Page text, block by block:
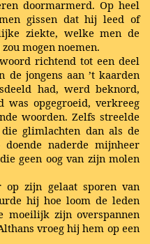
doormarmerd. Op heel
gissen dat hij leed of
ziekte, welke men de
mogen noemen.
richtend tot een deel
de jongens aan ’t kaarden
had, werd beknord,
opgegroeid, verkreeg
woorden. Zelfs streelde
glimlachten dan als de
naderde mijnheer
geen oog van zijn molen
op zijn gelaat sporen van
hij hoe loom de leden
moeilijk zijn overspannen
vroeg hij hem op een